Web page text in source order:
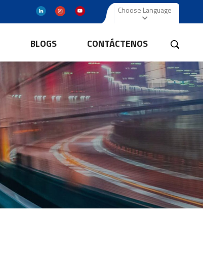
Choose Language
BLOGS CONTÁCTENOS